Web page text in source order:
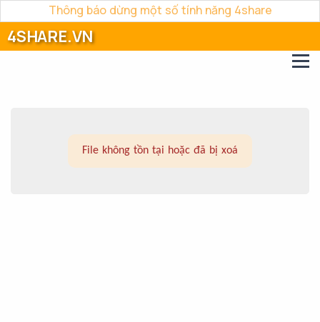
Thông báo dừng một số tính năng 4share
4SHARE.VN
File không tồn tại hoặc đã bị xoá